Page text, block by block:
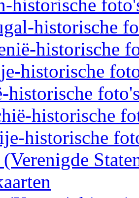
historische
historische
historische
historische
historische
historische
historische